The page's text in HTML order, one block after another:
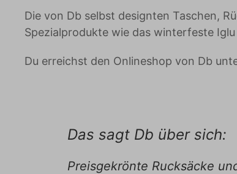
Die von Db selbst designten Taschen,
Spezialprodukte wie das winterfeste
Du erreichst den Onlineshop von Db
Das sagt Db über sich:
Preisgekrönte Rucksäcke